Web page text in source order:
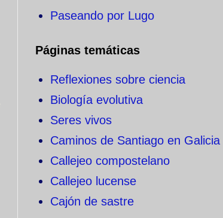
Paseando por Lugo
Páginas temáticas
Reflexiones sobre ciencia
Biología evolutiva
Seres vivos
Caminos de Santiago en Galicia
Callejeo compostelano
Callejeo lucense
Cajón de sastre